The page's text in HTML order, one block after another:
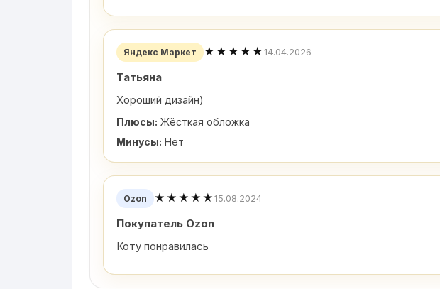
Яндекс Маркет ★★★★★14.04.2026
Татьяна
Хороший дизайн)
Плюсы: Жёсткая обложка
Минусы: Нет
Ozon ★★★★★15.08.2024
Покупатель Ozon
Коту понравилась